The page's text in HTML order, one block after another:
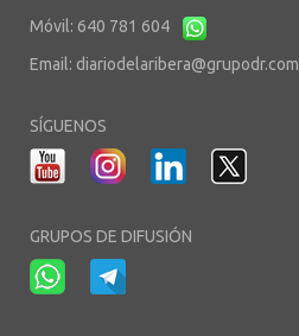
Móvil: 640 781 604
Email: diariodelaribera@grupodr.com
SÍGUENOS
GRUPOS DE DIFUSIÓN